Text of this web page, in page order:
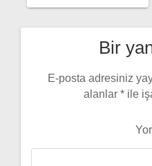
Bir
E-posta adresiniz
alanlar * ile